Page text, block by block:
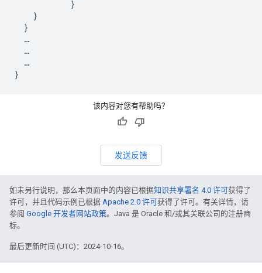
            }
    }
  }
  …
  …
  …
该内容对您有帮助吗？
发送反馈
如未另行说明，那么本页面中的内容已根据知识共享署名 4.0 许可获得了
许可，并且代码示例已根据 Apache 2.0 许可获得了许可。有关详情，请
参阅 Google 开发者网站政策。Java 是 Oracle 和/或其关联公司的注册商
标。
最后更新时间 (UTC)：2024-10-16。